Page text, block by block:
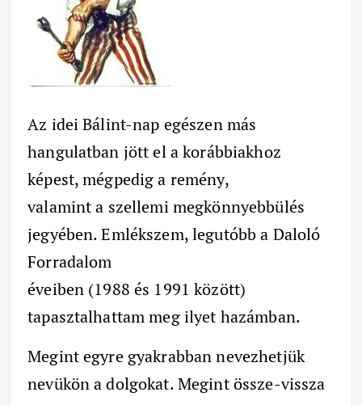
Az idei Bálint-nap egészen más
hangulatban jött el a korábbiakhoz
képest, mégpedig a remény,
valamint a szellemi megkönnyebbülés
jegyében. Emlékszem, legutóbb a Daloló
Forradalom
éveiben (1988 és 1991 között)
tapasztalhattam meg ilyet hazámban.
Megint egyre gyakrabban nevezhetjük
nevükön a dolgokat. Megint össze-vissza